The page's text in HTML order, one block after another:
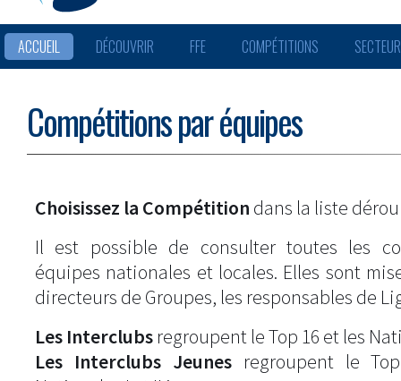
ACCUEIL DÉCOUVRIR FFE COMPÉTITIONS
Compétitions par équipes
Choisissez la Compétition dans la liste
Il est possible de consulter toutes les
équipes nationales et locales. Elles sont
directeurs de Groupes, les responsables de
Les Interclubs regroupent le Top 16 et les
Les Interclubs Jeunesregroupent le